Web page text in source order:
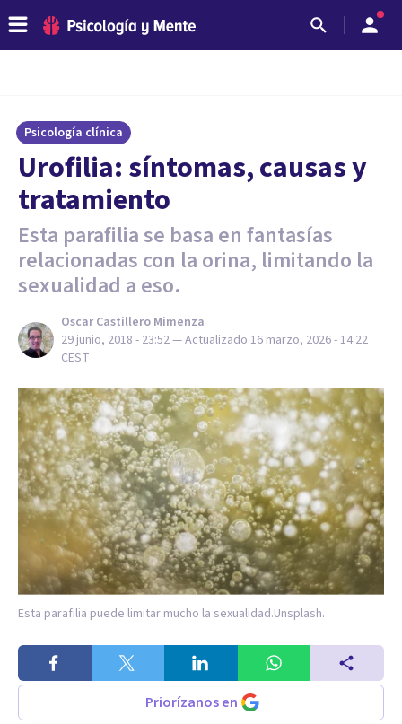
Psicología clínica
Urofilia: síntomas, causas y
tratamiento
Esta parafilia se basa en fantasías
relacionadas con la orina, limitando la
sexualidad a eso.
Oscar Castillero Mimenza
29 junio, 2018 - 23:52— Actualizado 16 marzo, 2026 - 14:22
CEST
Esta parafilia puede limitar mucho la sexualidad.Unsplash.
Priorízanos en